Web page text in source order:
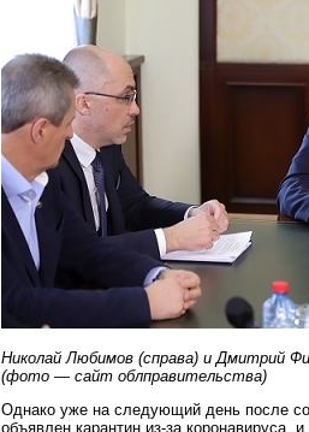
Николай Любимов (справа) и Дмитрий
(фото — сайт облправительства)
Однако уже на следующий день после
объявлен карантин из-за коронавируса,